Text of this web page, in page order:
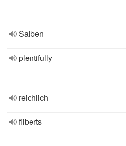
Salben
plentifully
reichlich
filberts